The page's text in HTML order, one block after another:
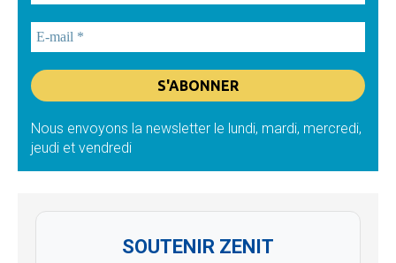
Nous envoyons la newsletter le lundi, mardi, mercredi,
jeudi et vendredi
SOUTENIR ZENIT